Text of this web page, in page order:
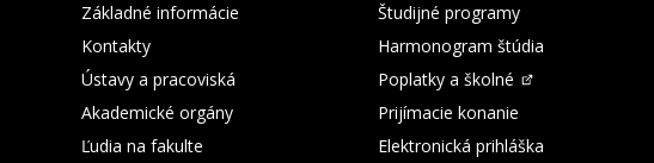
Základné informácie
Kontakty
Ústavy a pracoviská
Akademické orgány
Ľudia na fakulte
Študijné programy
Harmonogram štúdia
Poplatky a školné
Prijímacie konanie
Elektronická prihláška